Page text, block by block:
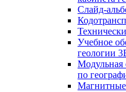
Слайд-
Учебное
геологии
Модульная
по
Магнитные